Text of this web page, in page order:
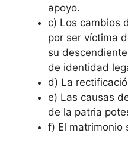
apoyo.
c) Los cambios
por ser víctima
su
de identidad
d) La
e) Las causas
de la patria
f) El matrimonio